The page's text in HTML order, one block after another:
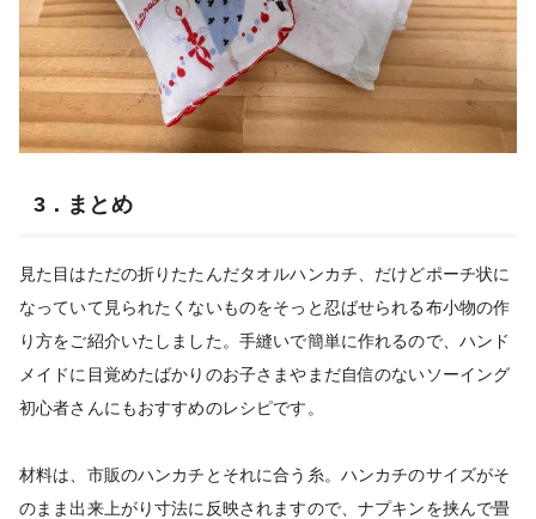
3．まとめ
見た目はただの折りたたんだタオルハンカチ、だけどポーチ状に
なっていて見られたくないものをそっと忍ばせられる布小物の作
り方をご紹介いたしました。手縫いで簡単に作れるので、ハンド
メイドに目覚めたばかりのお子さまやまだ自信のないソーイング
初心者さんにもおすすめのレシピです。
材料は、市販のハンカチとそれに合う糸。ハンカチのサイズがそ
のまま出来上がり寸法に反映されますので、ナプキンを挟んで畳